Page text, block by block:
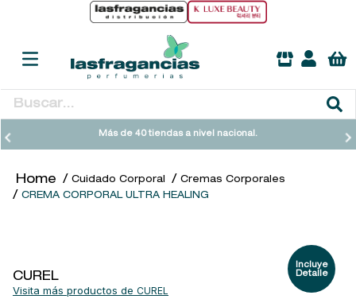
Buscar...
Más de 40 tiendas a nivel nacional.
Cuidado Corporal
Cremas Corporales
CREMA CORPORAL ULTRA HEALING
CUREL
CUREL
TÉRMINOS MÁS BUSCADOS
2 .
sol ipanema
5.
flowerbomb
6.
woods of windsor